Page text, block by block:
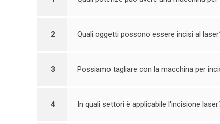
2 Quali oggetti possono essere incisi al
3 Possiamo tagliare con la macchina per
4 In quali settori è applicabile l'incisione